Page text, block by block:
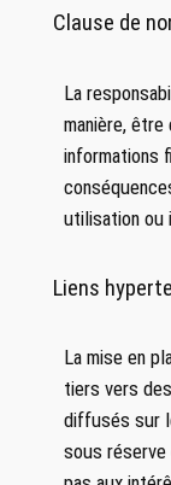
Clause de
La
manière, être
informations
utilisation ou
Liens
La mise en
tiers vers
diffusés sur
sous réserve